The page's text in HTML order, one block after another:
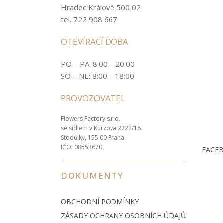
Hradec Králové 500 02
tel. 722 908 667
OTEVÍRACÍ DOBA
PO – PA: 8:00 – 20:00
SO – NE: 8:00 – 18:00
PROVOZOVATEL
Flowers Factory s.r.o.
se sídlem v Kurzova 2222/16
Stodůlky, 155 00 Praha
IČO: 08553670
DOKUMENTY
OBCHODNÍ PODMÍNKY
ZÁSADY OCHRANY OSOBNÍCH ÚDAJŮ